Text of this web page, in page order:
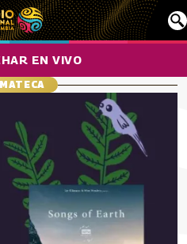
EN VIVO